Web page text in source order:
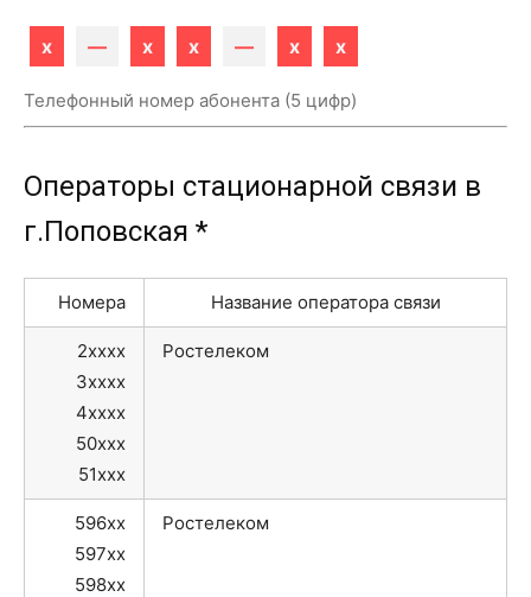
x — x x — x x
Телефонный номер абонента (5 цифр)
Операторы стационарной связи в
г.Поповская *
Номера Название оператора связи
2xxxx
3xxxx
4xxxx
50xxx
51xxx
Ростелеком
596xx
597xx
598xx
Ростелеком